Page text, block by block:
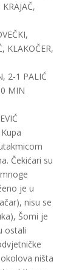
KLAKOČER,
2-1 PALIĆ
MIN
Čekićari su
je u
nisu se
Šomi je
ostali
ništa